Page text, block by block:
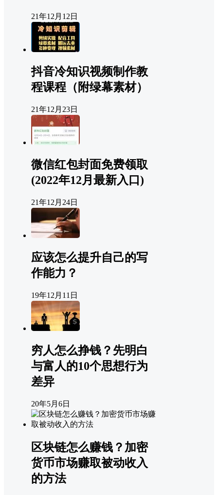
21年12月12日
抖音冷知识视频制作教
程课程（附绿幕素材）
21年12月23日
微信红包封面免费领取
(2022年12月最新入口)
21年12月24日
应该怎么提升自己的写
作能力？
19年12月11日
穷人怎么挣钱？先明白
与富人的10个思想行为
差异
20年5月6日
区块链怎么赚钱？加密
货币市场赚取被动收入
的方法